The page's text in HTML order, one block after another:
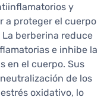
y
a proteger el cuerpo
berberina reduce
e inhibe la
en el cuerpo. Sus
de los
oxidativo, lo